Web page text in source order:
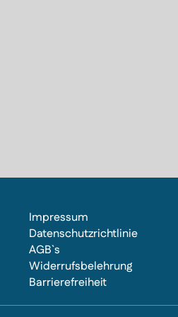
Impressum
Datenschutzrichtlinie
AGB`s
Widerrufsbelehrung
Barrierefreiheit